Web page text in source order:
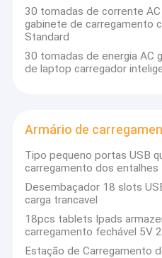
30 tomadas de corrente
gabinete de carregamento
Standard
30 tomadas de energia AC
de laptop carregador
Armário de
Tipo pequeno portas USB
carregamento dos entalhes
Desembaçador 18 slots
carga trancavel
18pcs tablets Ipads
carregamento fechável 5V
Estação de Carregamento